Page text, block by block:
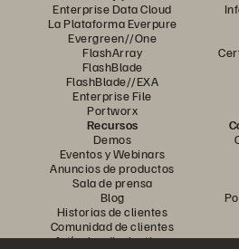
Enterprise Data Cloud
La Plataforma Everpure
Evergreen//One
FlashArray
FlashBlade
FlashBlade//EXA
Enterprise File
Portworx
Recursos
Demos
Eventos y Webinars
Anuncios de productos
Sala de prensa
Blog
Historias de clientes
Comunidad de clientes
Artículos divulgativos